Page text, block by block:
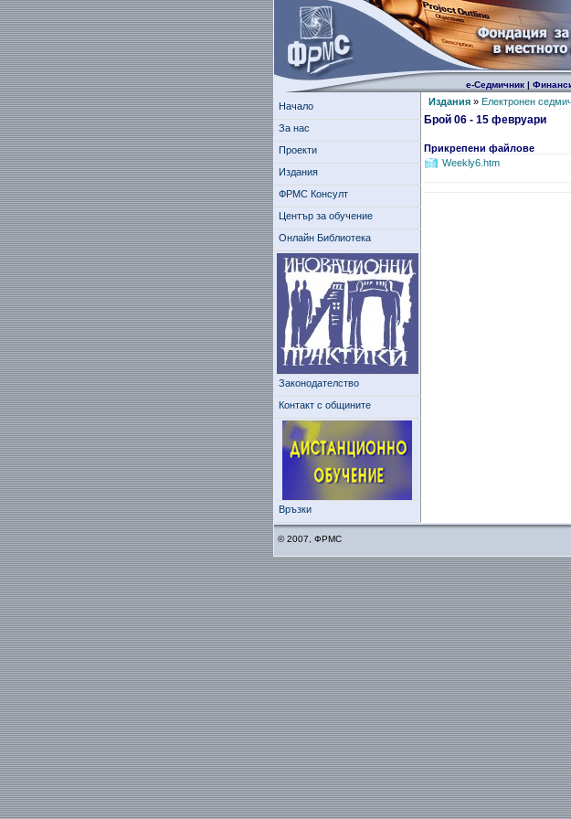
е-Седмичник|
Начало
За нас
Проекти
Издания
ФРМС Консулт
Център за обучение
Онлайн Библиотека
Законодателство
Контакт с общините
Връзки
Издания» Електронен
Брой 06 - 15 февруари
Прикрепени файлове
Weekly6.htm
© 2007, ФРМС